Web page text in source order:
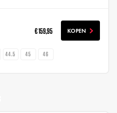
€ 159,95 KOPEN
44.5 45 46